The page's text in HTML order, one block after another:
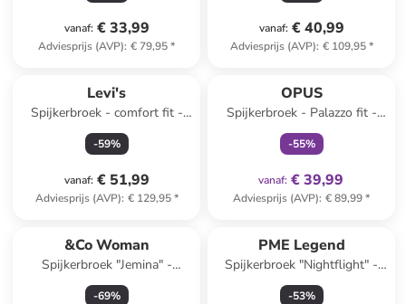
vanaf: € 33,99
Adviesprijs (AVP): € 79,95*
vanaf: € 40,99
Adviesprijs (AVP): € 109,95*
Levi's
Spijkerbroek - comfort fit -
blauw
-59%
vanaf: € 51,99
Adviesprijs (AVP): € 129,95*
OPUS
Spijkerbroek - Palazzo fit -
lichtblauw
-55%
vanaf: € 39,99
Adviesprijs (AVP): € 89,99*
&Co Woman
Spijkerbroek "Jemina" -
comfort fit - donkerblauw
-69%
PME Legend
Spijkerbroek "Nightflight" -
regular fit - donkerblauw
-53%